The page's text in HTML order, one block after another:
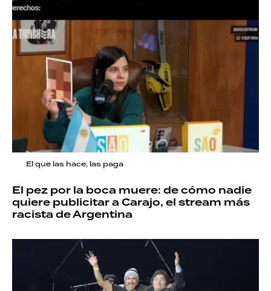
El que las hace, las paga
El pez por la boca muere: de cómo nadie
quiere publicitar a Carajo, el stream más
racista de Argentina